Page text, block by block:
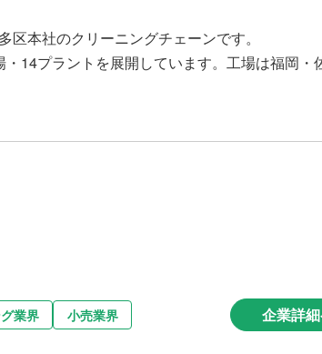
本社のクリーニングチェーンです。
14プラントを展開しています。工場は福岡・
業界
小売業界
企業詳